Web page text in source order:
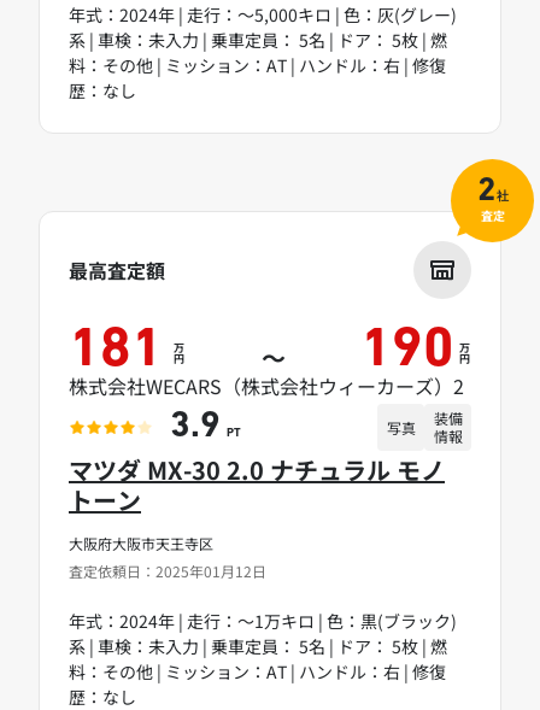
年式：2024年 | 走行：～5,000キロ | 色：灰(グレー)
系 | 車検：未入力 | 乗車定員： 5名 | ドア： 5枚 | 燃
料：その他 | ミッション：AT | ハンドル：右 | 修復
歴：なし
大阪府大阪市天王寺区
査定依頼日：2025年01月12日
マツダ MX-30 2.0 ナチュラル モノ
トーン
年式：2024年 | 走行：～1万キロ | 色：黒(ブラック)
系 | 車検：未入力 | 乗車定員： 5名 | ドア： 5枚 | 燃
料：その他 | ミッション：AT | ハンドル：右 | 修復
歴：なし
最高査定額
181 万
円 ～ 190 万
円
株式会社WECARS（株式会社ウィーカーズ）2
3.9 PT 写真
装備
情報
2社
査定